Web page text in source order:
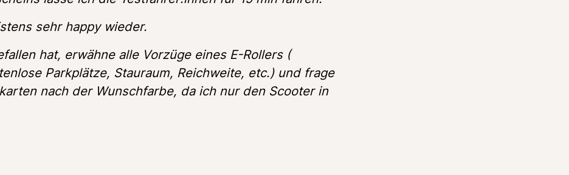
sehr happy wieder.
hat, erwähne alle Vorzüge eines E-Rollers (
Parkplätze, Stauraum, Reichweite, etc.) und frage
nach der Wunschfarbe, da ich nur den Scooter in